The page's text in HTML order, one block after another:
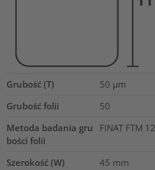
Grubość (T) 50 µm
Grubość folii
50
Metoda badania gru
bości folii
FINAT FTM 12
Szerokość (W) 45 mm